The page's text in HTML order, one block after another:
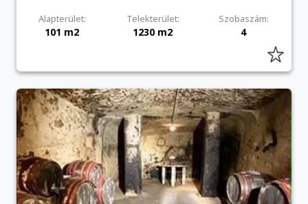
Alapterület: Telekterület: Szobaszám:
101 m2 1230 m2 4